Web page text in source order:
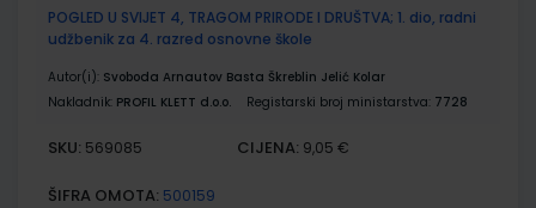
POGLED U SVIJET 4, TRAGOM PRIRODE I DRUŠTVA; 1. dio, radni
udžbenik za 4. razred osnovne škole
Autor(i): Svoboda Arnautov Basta Škreblin Jelić Kolar
Nakladnik: PROFIL KLETT d.o.o. Registarski broj ministarstva: 7728
SKU: 569085 CIJENA: 9,05 €
ŠIFRA OMOTA: 500159